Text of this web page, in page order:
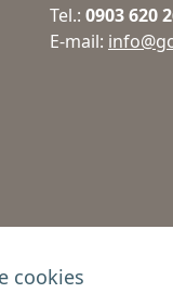
cookies
Tel.: 0903 620
E-mail: